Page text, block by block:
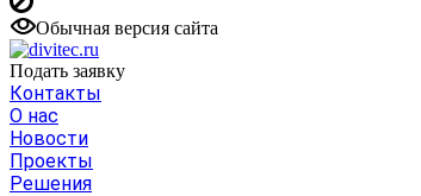
Обычная версия сайта
Подать заявку
Контакты
О нас
Новости
Проекты
Решения